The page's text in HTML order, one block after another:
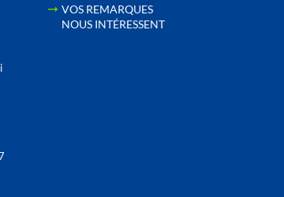
VOS REMARQUES
NOUS INTÉRESSENT